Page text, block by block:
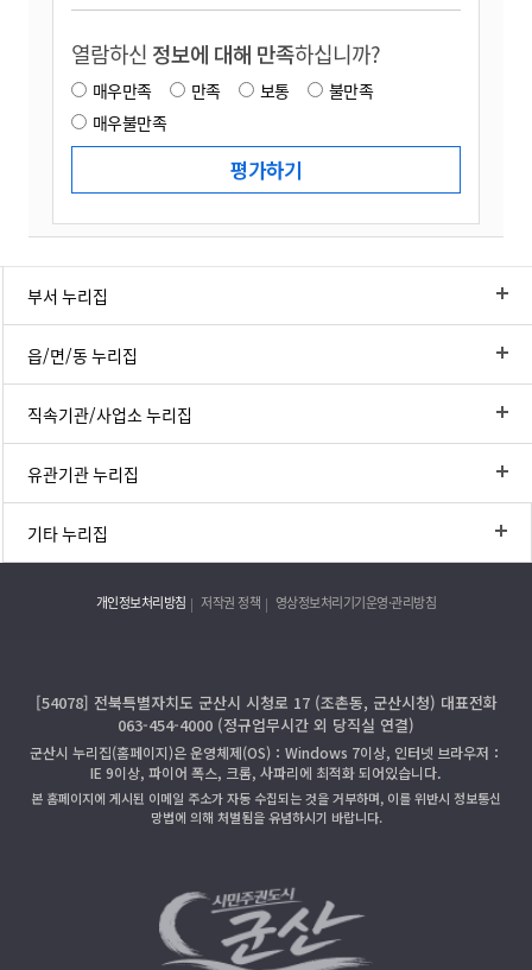
열람하신 정보에 대해 만족하십니까?
매우만족 만족 보통
불만족
매우불만족
부서 누리집
읍/면/동 누리집
직속기관/사업소 누리집
유관기관 누리집
기타 누리집
개인정보처리방침 저작권 정책 영상정보처리기기운영·관리방침
[54078] 전북특별자치도 군산시 시청로 17 (조촌동, 군산시청) 대표전화
063-454-4000 (정규업무시간 외 당직실 연결)
군산시 누리집(홈페이지)은 운영체제(OS)：Windows 7이상, 인터넷 브라우저：
IE 9이상, 파이어 폭스, 크롬, 사파리에 최적화 되어있습니다.
본 홈페이지에 게시된 이메일 주소가 자동 수집되는 것을 거부하며, 이를 위반시 정보통신
망법에 의해 처벌됨을 유념하시기 바랍니다.